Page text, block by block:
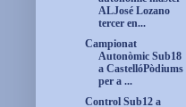
ALJosé Lozano
tercer en...
Campionat
Autonòmic Sub18
a CastellóPòdiums
per a ...
Control Sub12 a